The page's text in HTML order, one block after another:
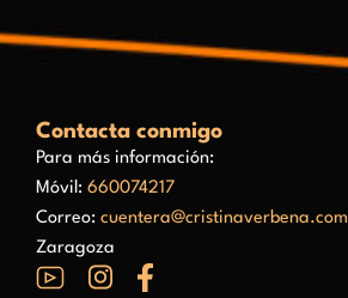
Contacta conmigo
Para más información:
Móvil: 660074217
Correo: cuentera@cristinaverbena.com
Zaragoza